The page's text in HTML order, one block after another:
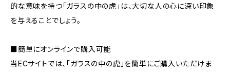
的な意味を持つ「ガラスの中の虎」は、大切な人の心に深い印象
を与えることでしょう。
■簡単にオンラインで購入可能
当ECサイトでは、「ガラスの中の虎」を簡単にご購入いただけま